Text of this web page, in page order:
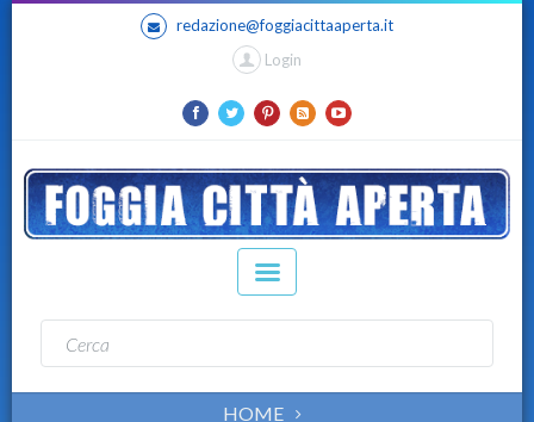
redazione@foggiacittaaperta.it
Login
HOME